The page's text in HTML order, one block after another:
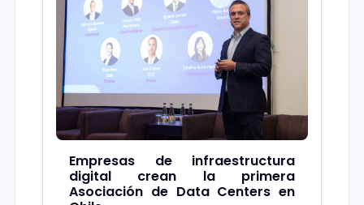
Empresas de infraestructura
digital crean la primera
Asociación de Data Centers en